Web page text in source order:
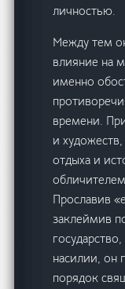
личностью.
Между тем
влияние на
именно
времени.
и
отдыха и
Прославив
заклеймив
насилии, он
порядок